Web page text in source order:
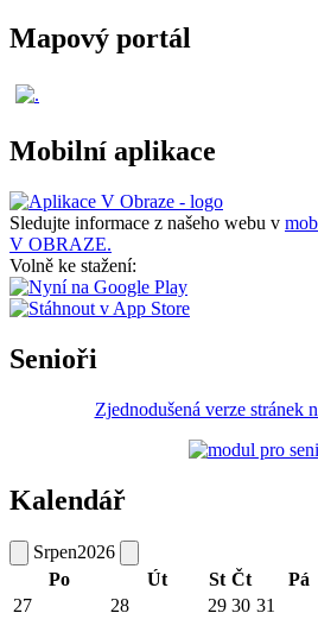
Mapový portál
Mobilní aplikace
Sledujte informace z našeho webu v
V OBRAZE.
Volně ke stažení:
Senioři
Zjednodušená verze stránek
Kalendář
Srpen2026
Po
Út St Čt Pá
27
28 29 30 31